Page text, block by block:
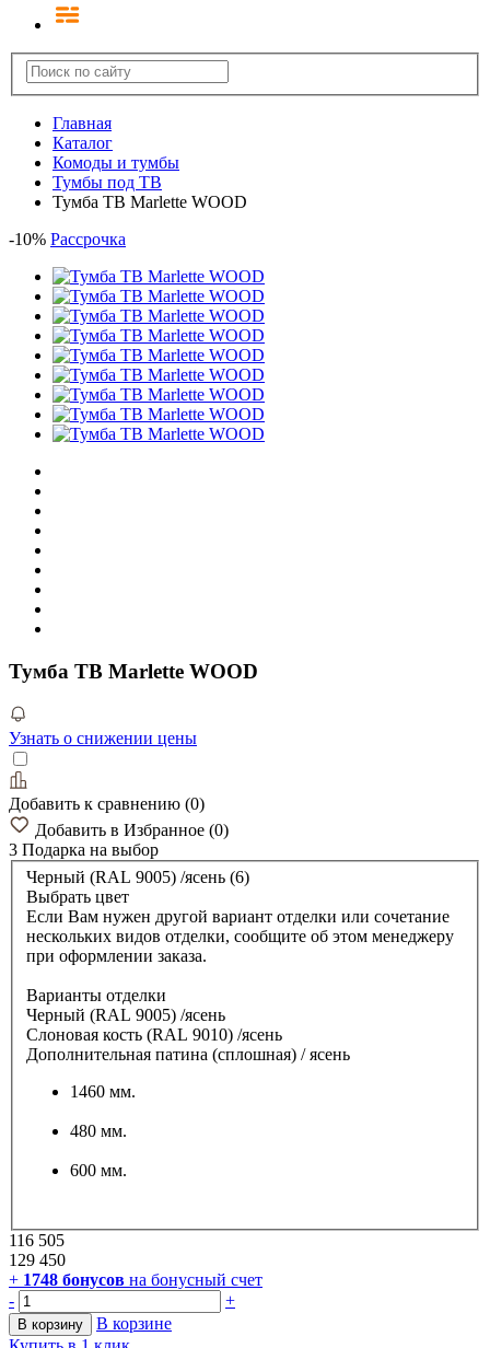
Главная
Каталог
Комоды и тумбы
Тумбы под ТВ
Тумба ТВ Marlette WOOD
-10% Рассрочка
Тумба ТВ Marlette WOOD
Узнать о снижении цены
Добавить к сравнению (0)
Добавить в Избранное (0)
3 Подарка на выбор
Черный (RAL 9005) /ясень (6)
Выбрать цвет
Если Вам нужен другой вариант отделки или сочетание
нескольких видов отделки, сообщите об этом менеджеру
при оформлении заказа.
Варианты отделки
Черный (RAL 9005) /ясень
Слоновая кость (RAL 9010) /ясень
Дополнительная патина (сплошная) / ясень
1460 мм.
480 мм.
600 мм.
116 505
129 450
+ 1748 бонусов на бонусный счет
-
+
В корзину
В корзине